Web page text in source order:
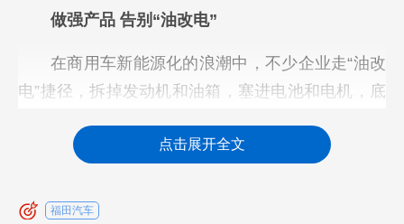
做强产品 告别“油改电”
在商用车新能源化的浪潮中，不少企业走“油改
电”捷径，拆掉发动机和油箱，塞进电池和电机，底
造车快、成本低，但会存在车辆续航短、动力差、
从传统车转型新能源赛道，福田汽车成功的第
点击展开全文
福田汽车